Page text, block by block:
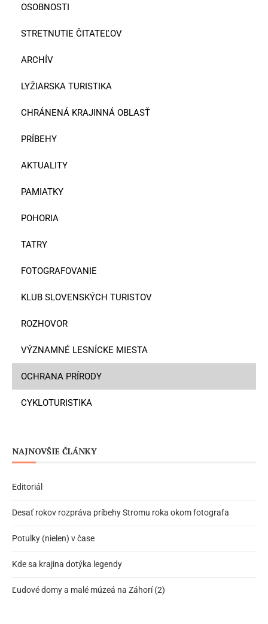
OSOBNOSTI
STRETNUTIE ČITATEĽOV
ARCHÍV
LYŽIARSKA TURISTIKA
CHRÁNENÁ KRAJINNÁ OBLASŤ
PRÍBEHY
AKTUALITY
PAMIATKY
POHORIA
TATRY
FOTOGRAFOVANIE
KLUB SLOVENSKÝCH TURISTOV
ROZHOVOR
VÝZNAMNÉ LESNÍCKE MIESTA
OCHRANA PRÍRODY
CYKLOTURISTIKA
NAJNOVŠIE ČLÁNKY
Editoriál
Desať rokov rozpráva príbehy Stromu roka okom fotografa
Potulky (nielen) v čase
Kde sa krajina dotýka legendy
Ľudové domy a malé múzeá na Záhorí (2)